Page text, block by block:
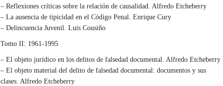
– Reflexiones críticas sobre la relación de causalidad. Alfredo Etcheberry
– La ausencia de tipicidad en el Código Penal. Enrique Cury
– Delincuencia Juvenil. Luis Cousiño
Tomo II: 1961-1995
– El objeto jurídico en los delitos de falsedad documental. Alfredo Etcheberry
– El objeto material del delito de falsedad documental: documentos y sus
clases. Alfredo Etcheberry